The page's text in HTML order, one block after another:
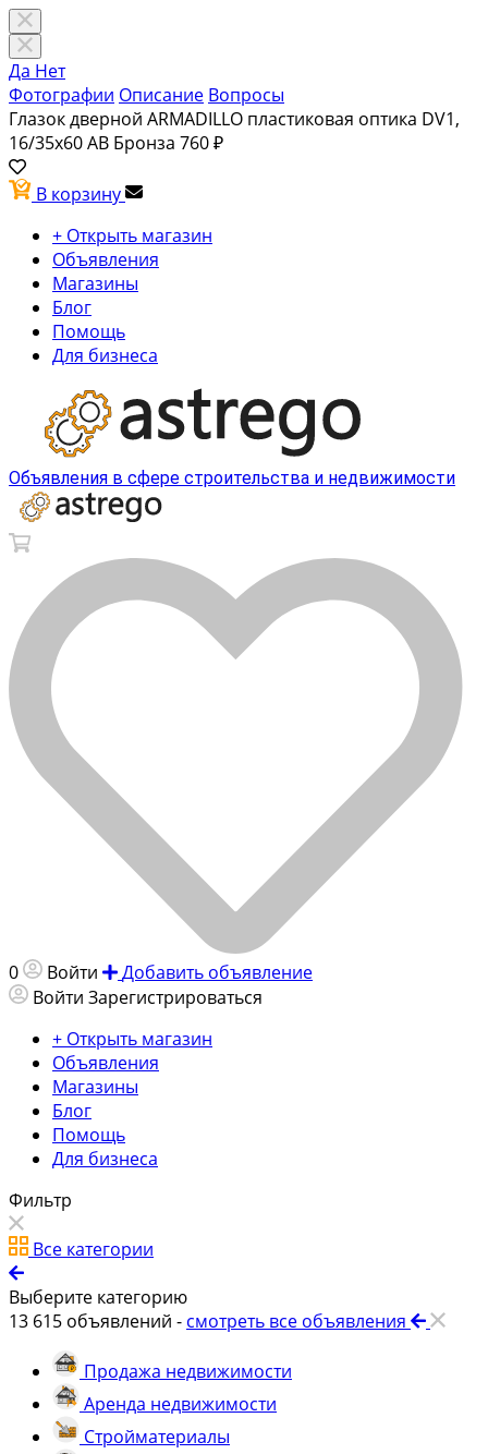
Да Нет
Фотографии Описание Вопросы
Глазок дверной ARMADILLO пластиковая оптика DV1,
16/35х60 AB Бронза 760 ₽
В корзину
+ Открыть магазин
Объявления
Магазины
Блог
Помощь
Для бизнеса
Объявления в сфере строительства и недвижимости
0 Войти
Добавить объявление
Войти Зарегистрироваться
+ Открыть магазин
Объявления
Магазины
Блог
Помощь
Для бизнеса
Фильтр
Все категории
Выберите категорию
13 615 объявлений - смотреть все объявления
Продажа недвижимости
Аренда недвижимости
Стройматериалы